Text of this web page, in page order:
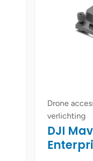
Drone
verlichting
DJI